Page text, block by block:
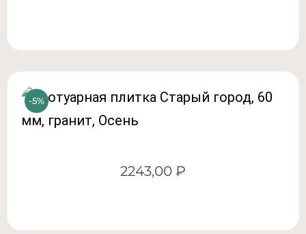
2243,00 ₽